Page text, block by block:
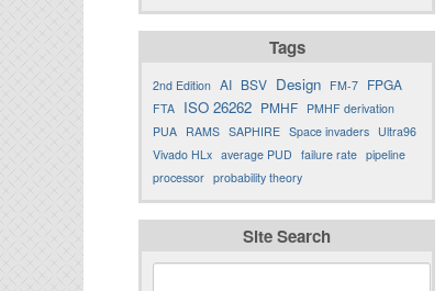
Tags
2nd Edition AI BSV Design FM-7 FPGA
FTA ISO 26262 PMHF PMHF derivation
PUA RAMS SAPHIRE Space invaders Ultra96
Vivado HLx average PUD failure rate pipeline
processor probability theory
Site Search